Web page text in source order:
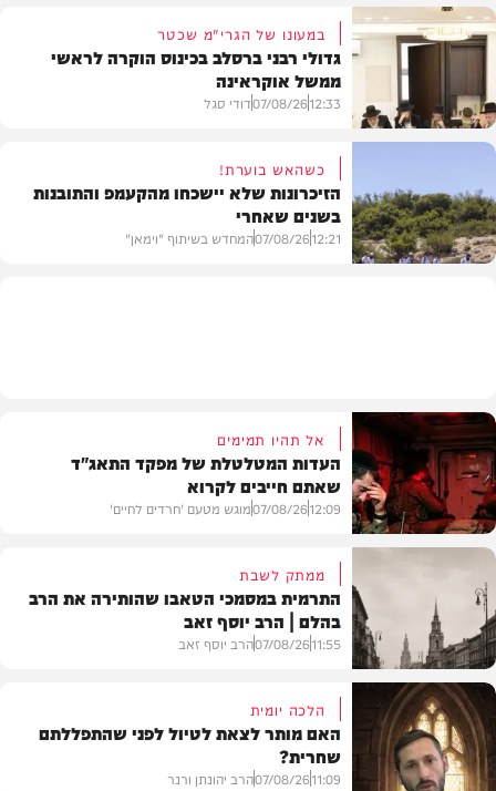
חרדים
במעונו של הגרי"מ שכטר
גדולי רבני ברסלב בכינוס הוקרה לראשי
ממשל אוקראינה
12:33
07/08/26דודי סגל
כשהאש בוערת!
הזיכרונות שלא יישכחו מהקעמפ והתובנות
בשנים שאחרי
12:21
07/08/26המחדש בשיתוף "וימאן"
דעות
אל תהיו תמימים
העדות המטלטלת של מפקד התאג"ד
שאתם חייבים לקרוא
12:09
07/08/26מוגש מטעם 'חרדים לחיים'
בית המדרש
ממתק לשבת
התרמית במסמכי הטאבו שהותירה את הרב
בהלם | הרב יוסף זאב
11:55
07/08/26הרב יוסף זאב
הלכה יומית
האם מותר לצאת לטיול לפני שהתפללתם
שחרית?
11:09
07/08/26הרב יהונתן ורנר